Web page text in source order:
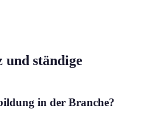
und ständige
in der Branche?